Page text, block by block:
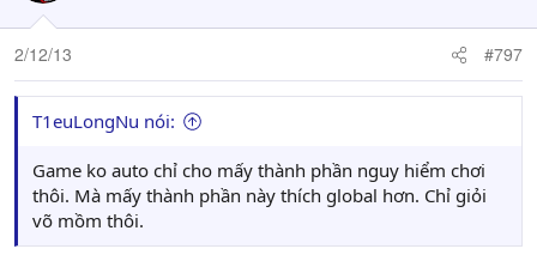
2/12/13 #797
T1euLongNu nói:
Game ko auto chỉ cho mấy thành phần nguy hiểm chơi
thôi. Mà mấy thành phần này thích global hơn. Chỉ giỏi
võ mồm thôi.